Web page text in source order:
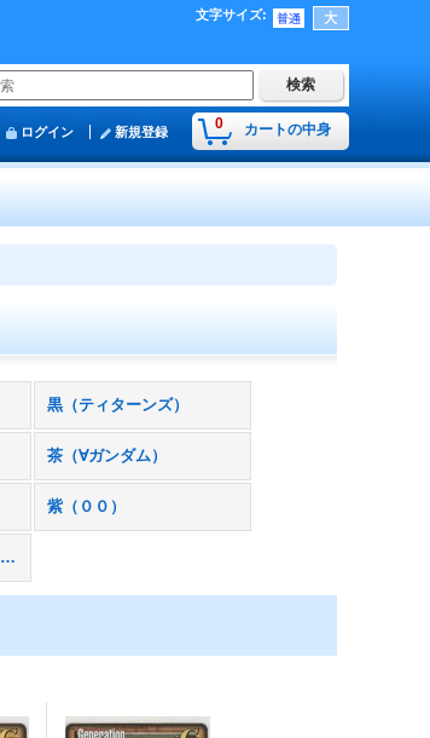
文字サイズ:
0 カートの中身
ログイン 新規登録
黒（ティターンズ）
茶（∀ガンダム）
紫（００）
ベースドブースター３（再録）